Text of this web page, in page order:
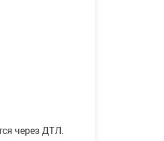
через ДТЛ.